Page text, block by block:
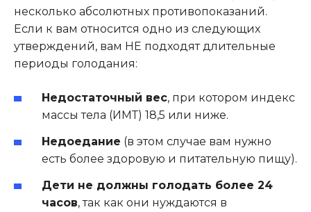
несколько абсолютных противопоказаний.
Если к вам относится одно из следующих
утверждений, вам НЕ подходят длительные
периоды голодания:
Недостаточный вес, при котором индекс
массы тела (ИМТ) 18,5 или ниже.
Недоедание (в этом случае вам нужно
есть более здоровую и питательную пищу).
Дети не должны голодать более 24
часов, так как они нуждаются в